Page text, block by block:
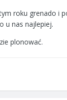
roku grenado i
u nas najlepiej.
plonować.